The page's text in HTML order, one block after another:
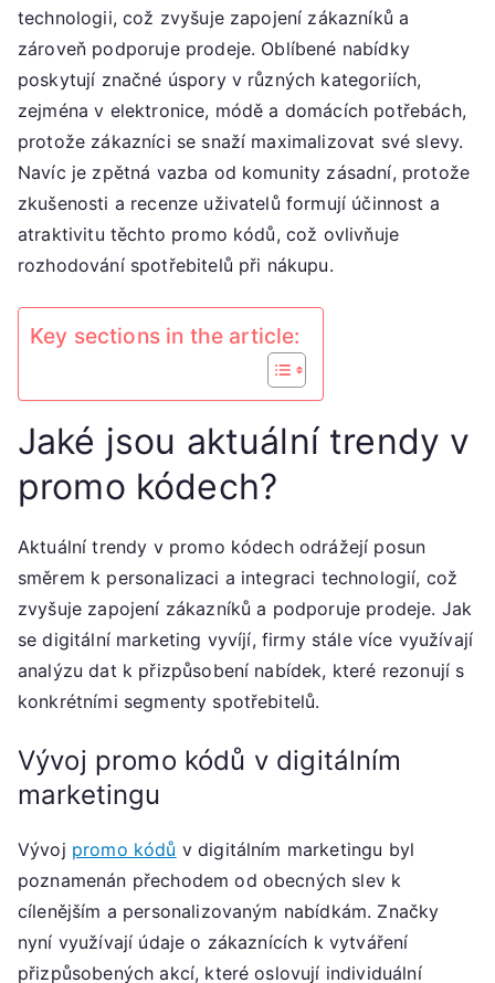
Promo
kódy,
Oblíbené
Zpětná
vazba
od
komunity
technologii, což zvyšuje zapojení zákazníků a
zároveň podporuje prodeje. Oblíbené nabídky
poskytují značné úspory v různých kategoriích,
zejména v elektronice, módě a domácích potřebách,
protože zákazníci se snaží maximalizovat své slevy.
Navíc je zpětná vazba od komunity zásadní, protože
zkušenosti a recenze uživatelů formují účinnost a
atraktivitu těchto promo kódů, což ovlivňuje
rozhodování spotřebitelů při nákupu.
Key sections in the article:
Jaké jsou aktuální trendy v
promo kódech?
Aktuální trendy v promo kódech odrážejí posun
směrem k personalizaci a integraci technologií, což
zvyšuje zapojení zákazníků a podporuje prodeje. Jak
se digitální marketing vyvíjí, firmy stále více využívají
analýzu dat k přizpůsobení nabídek, které rezonují s
konkrétními segmenty spotřebitelů.
Vývoj promo kódů v digitálním
marketingu
Vývoj promo kódů v digitálním marketingu byl
poznamenán přechodem od obecných slev k
cílenějším a personalizovaným nabídkám. Značky
nyní využívají údaje o zákaznících k vytváření
přizpůsobených akcí, které oslovují individuální